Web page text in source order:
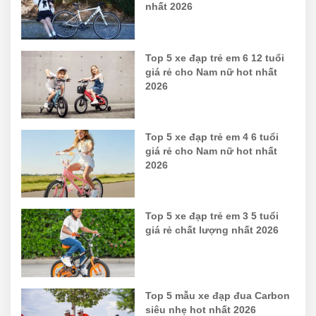
nhất 2026
Top 5 xe đạp trẻ em 6 12 tuổi
giá rẻ cho Nam nữ hot nhất
2026
Top 5 xe đạp trẻ em 4 6 tuổi
giá rẻ cho Nam nữ hot nhất
2026
Top 5 xe đạp trẻ em 3 5 tuổi
giá rẻ chất lượng nhất 2026
Top 5 mẫu xe đạp đua Carbon
siêu nhẹ hot nhất 2026